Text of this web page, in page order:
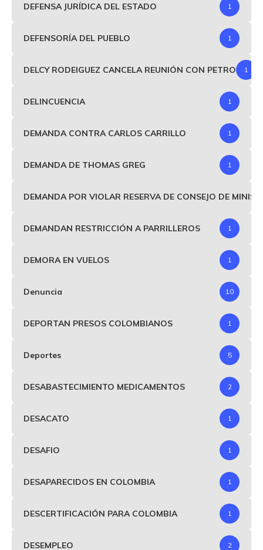
DEFENSA JURÍDICA DEL ESTADO 1
DEFENSORÍA DEL PUEBLO 1
DELCY RODEIGUEZ CANCELA REUNIÓN CON PETRO 1
DELINCUENCIA 1
DEMANDA CONTRA CARLOS CARRILLO 1
DEMANDA DE THOMAS GREG 1
DEMANDA POR VIOLAR RESERVA DE CONSEJO DE
DEMANDAN RESTRICCIÓN A PARRILLEROS 1
DEMORA EN VUELOS 1
Denuncia 10
DEPORTAN PRESOS COLOMBIANOS 1
Deportes 5
DESABASTECIMIENTO MEDICAMENTOS 2
DESACATO 1
DESAFIO 1
DESAPARECIDOS EN COLOMBIA 1
DESCERTIFICACIÓN PARA COLOMBIA 1
DESEMPLEO 2